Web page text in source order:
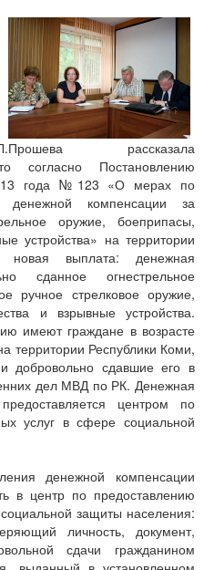
рассказала
согласно Постановлению
года №123 «О мерах по
компенсации за
оружие, боеприпасы,
устройства» на территории
новая выплата: денежная
сданное огнестрельное
ручное стрелковое оружие,
и взрывные устройства.
имеют граждане в возрасте
территории Республики Коми,
добровольно сдавшие его в
дел МВД по РК. Денежная
центром по
услуг в сфере социальной
денежной компенсации
в центр по предоставлению
защиты населения:
личность, документ,
сдачи гражданином